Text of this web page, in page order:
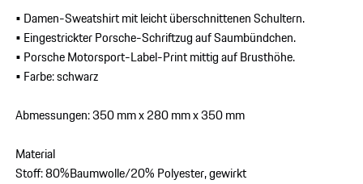
• Damen-Sweatshirt mit leicht überschnittenen Schultern.
• Eingestrickter Porsche-Schriftzug auf Saumbündchen.
• Porsche Motorsport-Label-Print mittig auf Brusthöhe.
• Farbe: schwarz
Abmessungen: 350 mm x 280 mm x 350 mm
Material
Stoff: 80%Baumwolle/20% Polyester, gewirkt